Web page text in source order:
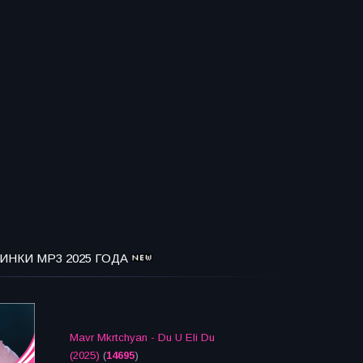
MP3 2025 ГОДА
Mavr Mkrtchyan - Du U Eli Du
(2025) (14695)